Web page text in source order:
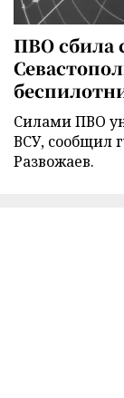
ПВО сбила
Силами ПВО
ВСУ, сообщил
Развожаев.